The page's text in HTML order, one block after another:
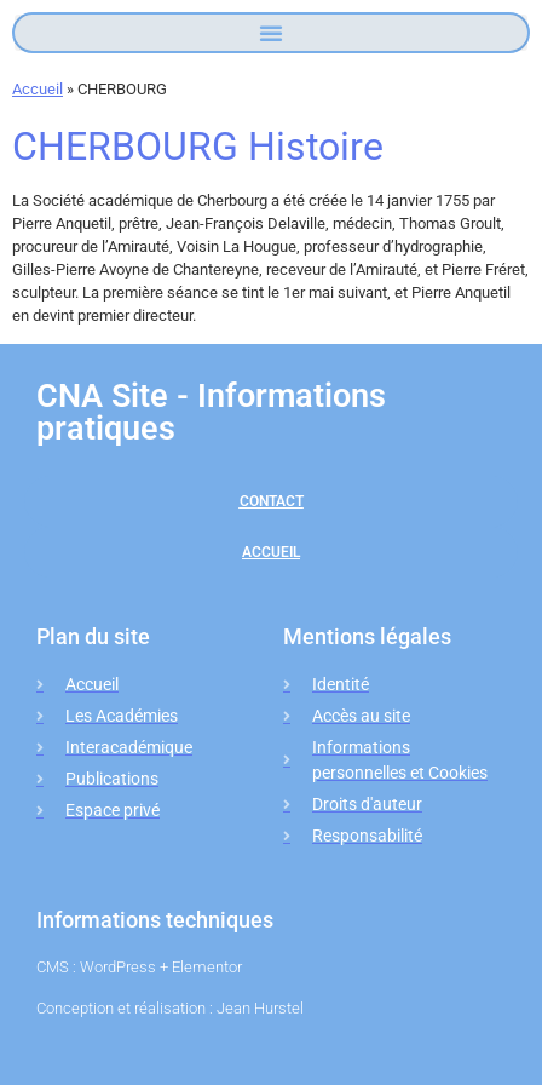
Accueil » CHERBOURG
CHERBOURG Histoire
La Société académique de Cherbourg a été créée le 14 janvier 1755 par
Pierre Anquetil, prêtre, Jean-François Delaville, médecin, Thomas Groult,
procureur de l’Amirauté, Voisin La Hougue, professeur d’hydrographie,
Gilles-Pierre Avoyne de Chantereyne, receveur de l’Amirauté, et Pierre Fréret,
sculpteur. La première séance se tint le 1er mai suivant, et Pierre Anquetil
en devint premier directeur.
CNA Site - Informations
pratiques
CONTACT
ACCUEIL
Plan du site
Accueil
Les Académies
Interacadémique
Publications
Espace privé
Mentions légales
Identité
Accès au site
Informations
personnelles et Cookies
Droits d'auteur
Responsabilité
Informations techniques
CMS : WordPress + Elementor
Conception et réalisation : Jean Hurstel